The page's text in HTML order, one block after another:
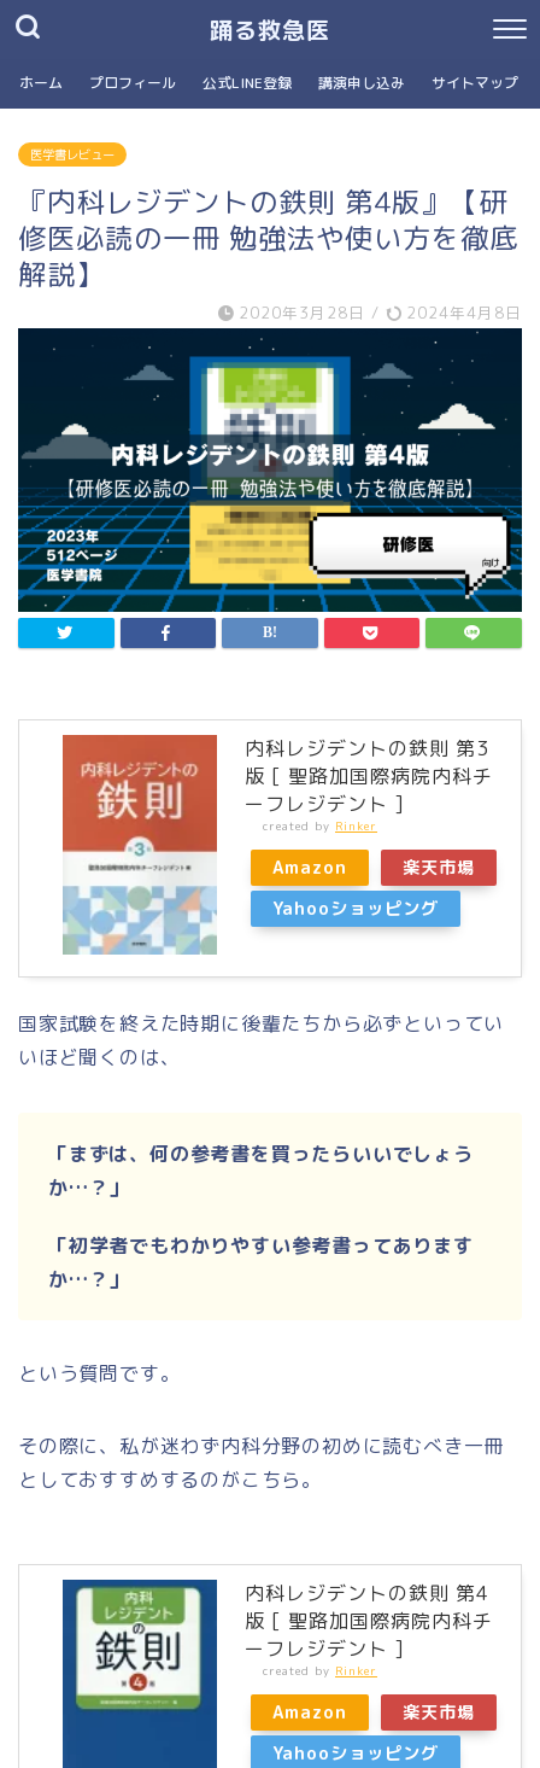
踊る救急医
ホーム プロフィール 公式LINE登録 講演申し込み サイトマップ
医学書レビュー
『内科レジデントの鉄則 第4版』【研
修医必読の一冊 勉強法や使い方を徹底
解説】
2020年3月28日 / 2024年4月8日
内科レジデントの鉄則 第3
版 [ 聖路加国際病院内科チ
ーフレジデント ]
created by Rinker
Amazon
楽天市場
Yahooショッピング
国家試験を終えた時期に後輩たちから必ずといってい
いほど聞くのは、
「まずは、何の参考書を買ったらいいでしょう
か…？」
「初学者でもわかりやすい参考書ってあります
か…？」
という質問です。
その際に、私が迷わず内科分野の初めに読むべき一冊
としておすすめするのがこちら。
内科レジデントの鉄則 第4
版 [ 聖路加国際病院内科チ
ーフレジデント ]
created by Rinker
Amazon
楽天市場
Yahooショッピング